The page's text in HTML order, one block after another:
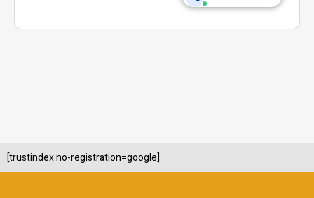
[trustindex no-registration=google]